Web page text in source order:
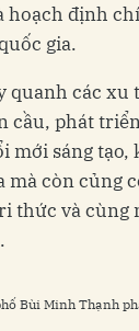
hoạch định
gia.
quanh các
cầu, phát
mới sáng
mà còn củng
thức và
Bùi Minh Thạnh